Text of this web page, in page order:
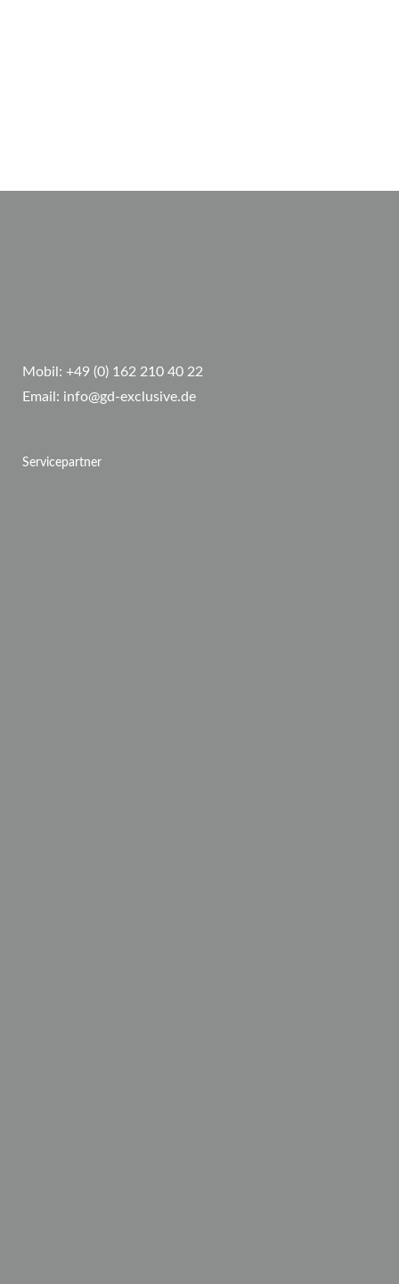
Mobil: +49 (0) 162 210 40 22
Email: info@gd-exclusive.de
Servicepartner